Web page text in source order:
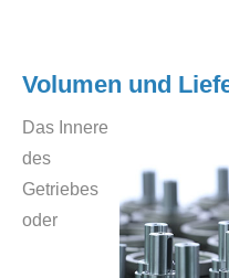
Volumen und
Das Innere
des
Getriebes
oder